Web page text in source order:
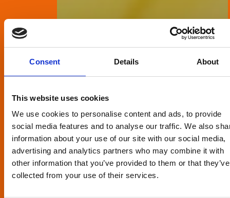
Consent Details About
This website uses cookies
We use cookies to personalise content and ads, to provide
social media features and to analyse our traffic. We also
information about your use of our site with our social media,
advertising and analytics partners who may combine it with
other information that you’ve provided to them or that they’ve
collected from your use of their services.
GESUNDHEIT UND
SICHERHEIT.
Sicherung des Wohlbefindens